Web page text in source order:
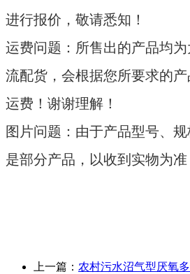
进行报价，敬请悉知！
运费问题：所售出的产品均
流配货，会根据您所要求的
运费！谢谢理解！
图片问题：由于产品型号、
是部分产品，以收到实物为准
上一篇： 农村污水沼气型厌氧